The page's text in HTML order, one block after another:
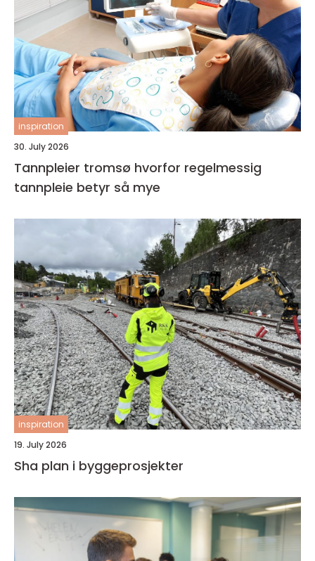
inspiration
30. July 2026
Tannpleier tromsø hvorfor regelmessig
tannpleie betyr så mye
inspiration
19. July 2026
Sha plan i byggeprosjekter